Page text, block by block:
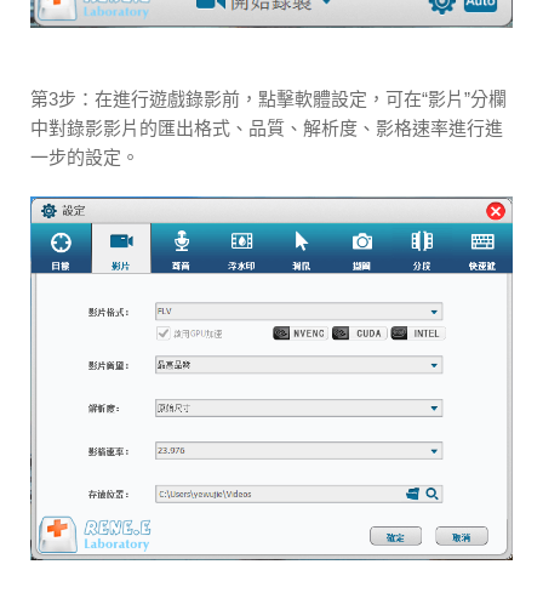
第3步：在進行遊戲錄影前，點擊軟體設定，可在“影片”分欄
中對錄影影片的匯出格式、品質、解析度、影格速率進行進
一步的設定。